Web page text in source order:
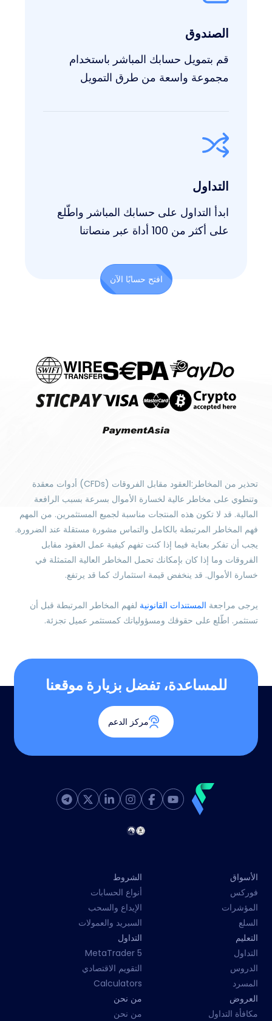
الصندوق
قم بتمويل حسابك المباشر باستخدام
مجموعة واسعة من طرق التمويل
التداول
ابدأ التداول على حسابك المباشر واطّلع
على أكثر من 100 أداة عبر منصاتنا
افتح حسابًا الآن
تحذير من المخاطر:العقود مقابل الفروقات (CFDs) أدوات معقدة
وتنطوي على مخاطر عالية لخسارة الأموال بسرعة بسبب الرافعة
المالية. قد لا تكون هذه المنتجات مناسبة لجميع المستثمرين. من المهم
فهم المخاطر المرتبطة بالكامل والتماس مشورة مستقلة عند الضرورة.
يجب أن تفكر بعناية فيما إذا كنت تفهم كيفية عمل العقود مقابل
الفروقات وما إذا كان بإمكانك تحمل المخاطر العالية المتمثلة في
خسارة الأموال. قد ينخفض قيمة استثمارك كما قد يرتفع.
يرجى مراجعة المستندات القانونية لفهم المخاطر المرتبطة قبل أن
تستثمر. اطّلع على حقوقك ومسؤولياتك كمستثمر عميل تجزئة.
للمساعدة، تفضل بزيارة موقعنا
مركز الدعم
الأسواق
فوركس
المؤشرات
السلع
الشروط
أنواع الحسابات
الإيداع والسحب
السبريد والعمولات
التعليم
التداول
الدروس
المسرد
التداول
MetaTrader 5
التقويم الاقتصادي
Calculators
العروض
مكافأة التداول
من نحن
من نحن